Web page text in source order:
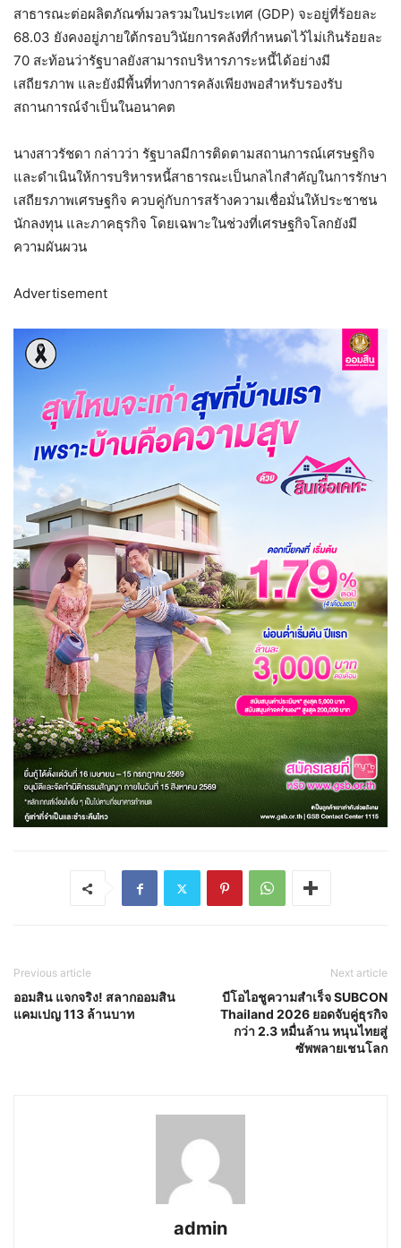
สาธารณะต่อผลิตภัณฑ์มวลรวมในประเทศ (GDP) จะอยู่ที่ร้อยละ
68.03 ยังคงอยู่ภายใต้กรอบวินัยการคลังที่กำหนดไว้ไม่เกินร้อยละ
70 สะท้อนว่ารัฐบาลยังสามารถบริหารภาระหนี้ได้อย่างมี
เสถียรภาพ และยังมีพื้นที่ทางการคลังเพียงพอสำหรับรองรับ
สถานการณ์จำเป็นในอนาคต
นางสาวรัชดา กล่าวว่า รัฐบาลมีการติดตามสถานการณ์เศรษฐกิจ
และดำเนินให้การบริหารหนี้สาธารณะเป็นกลไกสำคัญในการรักษา
เสถียรภาพเศรษฐกิจ ควบคู่กับการสร้างความเชื่อมั่นให้ประชาชน
นักลงทุน และภาคธุรกิจ โดยเฉพาะในช่วงที่เศรษฐกิจโลกยังมี
ความผันผวน
Advertisement
Previous article
ออมสิน แจกจริง! สลากออมสิน
แคมเปญ 113 ล้านบาท
Next article
บีโอไอชูความสำเร็จ SUBCON
Thailand 2026 ยอดจับคู่ธุรกิจ
กว่า 2.3 หมื่นล้าน หนุนไทยสู่
ซัพพลายเชนโลก
admin